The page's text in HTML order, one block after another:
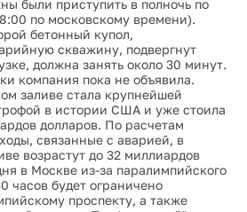
были приступить в полночь по
по московскому времени).
бетонный купол,
скважину, подвергнут
должна занять около 30 минут.
компания пока не объявила.
заливе стала крупнейшей
в истории США и уже стоила
долларов. По расчетам
связанные с аварией, в
возрастут до 32 миллиардов
в Москве из-за паралимпийского
часов будет ограничено
проспекту, а также